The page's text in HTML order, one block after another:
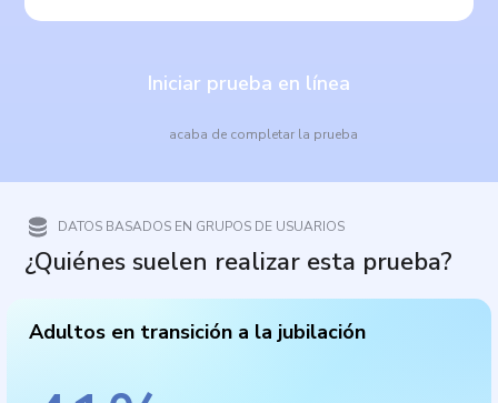
Iniciar prueba en línea
acaba de completar la prueba
DATOS BASADOS EN GRUPOS DE USUARIOS
¿Quiénes suelen realizar esta prueba?
Adultos en transición a la jubilación